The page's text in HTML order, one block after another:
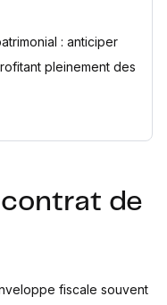
: anticiper
pleinement des
de
fiscale souvent